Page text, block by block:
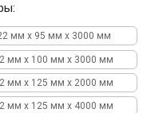
мм x 95 мм x 3000 мм
мм x 100 мм x 3000 мм
мм x 125 мм x 2000 мм
мм x 125 мм x 4000 мм